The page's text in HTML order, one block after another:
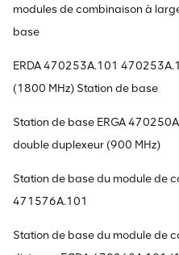
modules de combinaison à
base
ERDA 470253A.101
(1800 MHz) Station de base
Station de base ERGA
double duplexeur (900 MHz)
Station de base du module de
471576A.101
Station de base du module de